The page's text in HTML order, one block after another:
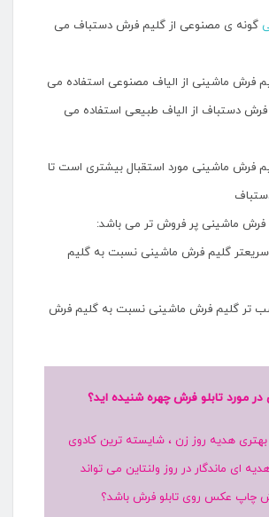
گونه ی مصنوعی از گلیم فرش دستباف می
فرش ماشینی از الیاف مصنوعی استفاده می
دستباف از الیاف طبیعی استفاده می
فرش ماشینی مورد استقبال بیشتری است تا
فرش ماشینی پر فروش تر می باشد:
سریعتر گلیم فرش ماشینی نسبت به گلیم
تر گلیم فرش ماشینی نسبت به گلیم فرش
در مورد تابلو فرش چهره شنیده اید؟
بهتری هدیه روز زن ، شایسته ترین کادوی
ای ماندگار در روز ولنتاین می تواند
چاپ عکس روی تابلو فرش باشد؟